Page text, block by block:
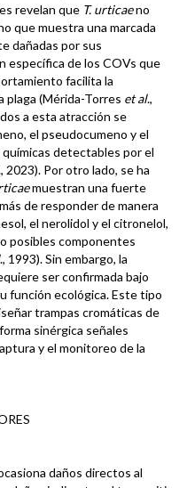
revelan que T. urticaeno
que muestra una marcada
dañadas por sus
específica de los COVs que
facilita la
plaga (Mérida-Torres et al.,
a esta atracción se
el pseudocumeno y el
detectables por el
2023). Por otro lado, se ha
muestran una fuerte
de responder de manera
el nerolidol y el citronelol,
posibles componentes
., 1993). Sin embargo, la
ser confirmada bajo
función ecológica. Este tipo
trampas cromáticas de
sinérgica señales
y el monitoreo de la
daños directos al